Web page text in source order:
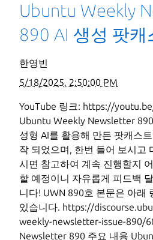
Ubuntu Weekly
890 AI 생성 팟캐
한영빈
5/18/2025, 2:50:00 PM
YouTube 링크: https://
Ubuntu Weekly Newsletter
성형 AI를 활용해 만든 팟캐스
작 되었으며, 한번 들어 보시고
시면 참고하여 계속 진행할지
할 예정이니 자유롭게 피드백
니다! UWN 890호 본문은 아래
있습니다. https://
weekly-newsletter-issue-890/
Newsletter 890 주요 내용